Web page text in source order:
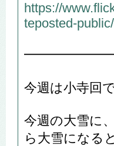
https://
teposted-public/
今週は小寺回
今週の大雪に
ら大雪になる